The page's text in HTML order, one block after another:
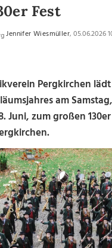
Fest
Jennifer Wiesmüller, 05.06.2026
Pergkirchen
am
Juni, zum großen